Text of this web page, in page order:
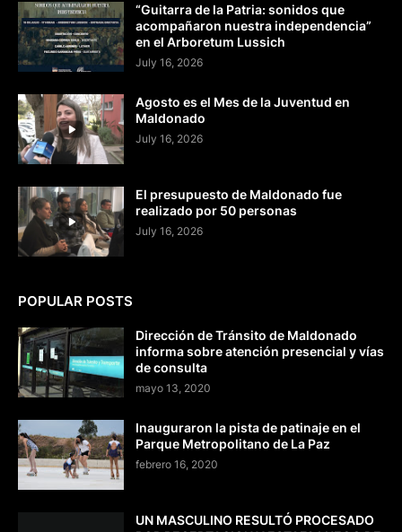
“Guitarra de la Patria: sonidos que
acompañaron nuestra independencia”
en el Arboretum Lussich
July 16, 2026
Agosto es el Mes de la Juventud en
Maldonado
July 16, 2026
El presupuesto de Maldonado fue
realizado por 50 personas
July 16, 2026
POPULAR POSTS
Dirección de Tránsito de Maldonado
informa sobre atención presencial y vías
de consulta
mayo 13, 2020
Inauguraron la pista de patinaje en el
Parque Metropolitano de La Paz
febrero 16, 2020
UN MASCULINO RESULTÓ PROCESADO